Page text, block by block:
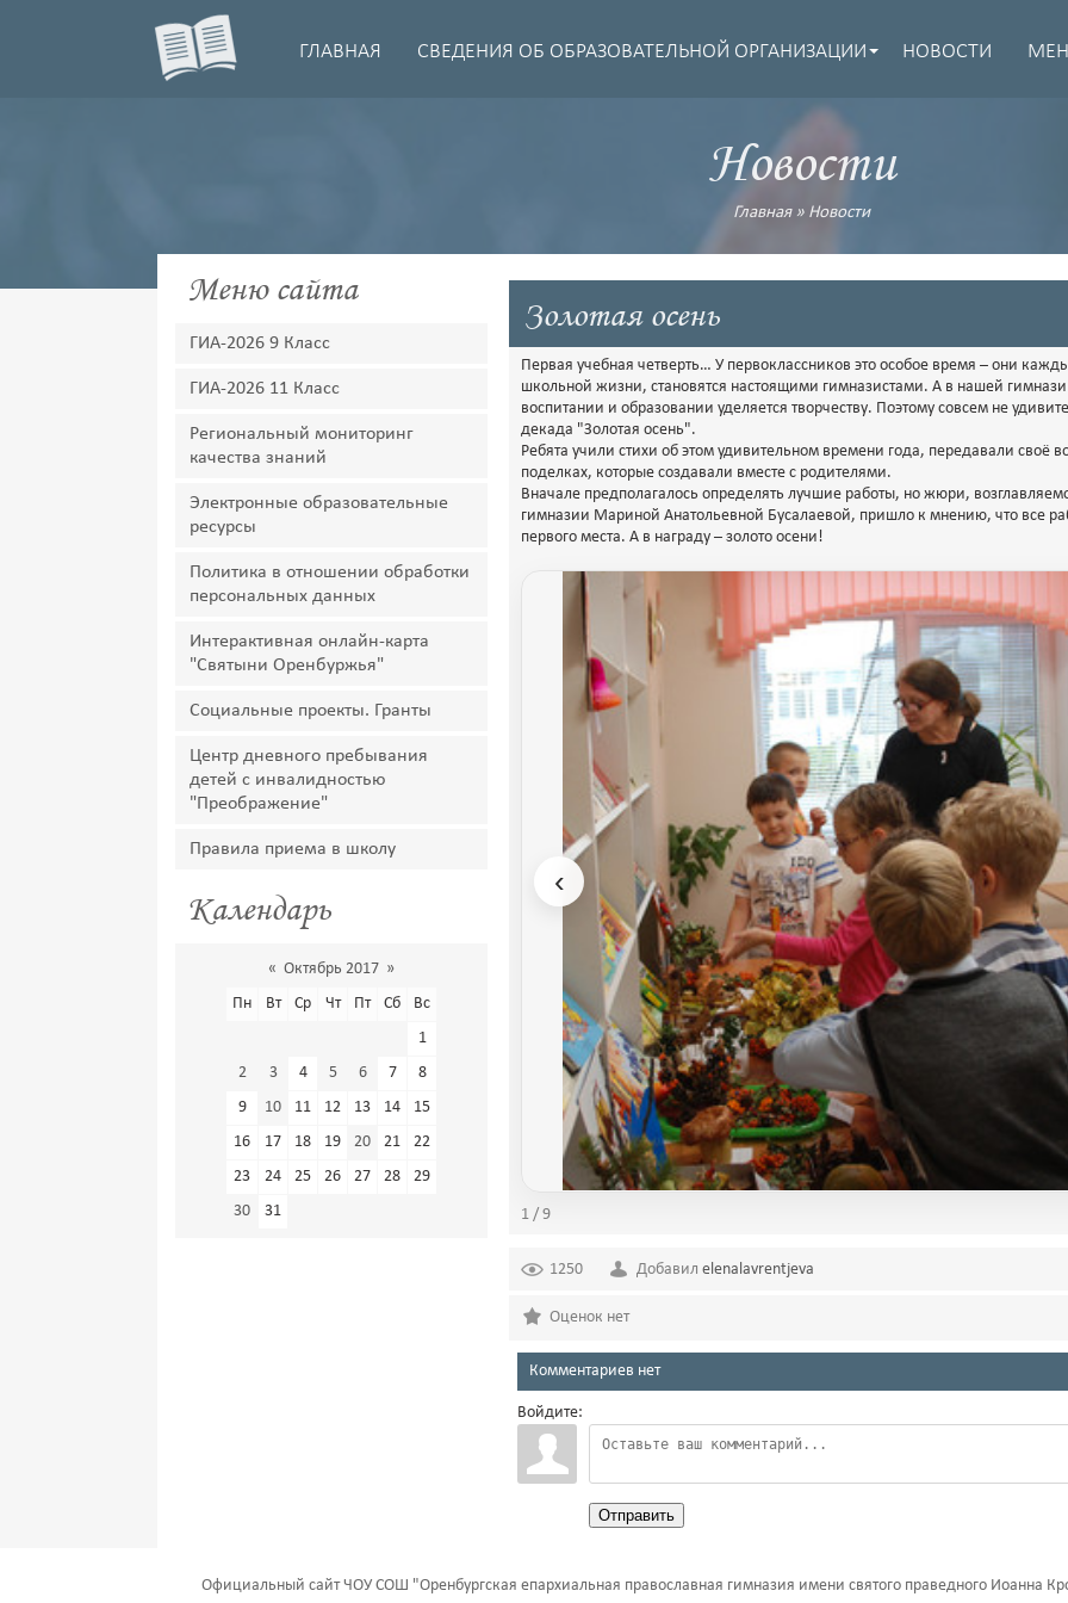
ГЛАВНАЯ СВЕДЕНИЯ ОБ ОБРАЗОВАТЕЛЬНОЙ ОРГАНИЗАЦИИ НОВОСТИ
Новости
Главная» Новости
Меню сайта
ГИА-2026 9 Класс
ГИА-2026 11 Класс
Региональный мониторинг
качества знаний
Электронные образовательные
ресурсы
Политика в отношении обработки
персональных данных
Интерактивная онлайн-карта
"Святыни Оренбуржья"
Социальные проекты. Гранты
Центр дневного пребывания
детей с инвалидностью
"Преображение"
Правила приема в школу
Календарь
« Октябрь 2017 »
Пн
Вт Ср Чт Пт Сб
Вс
1
2
3 4 5 6 7
8
9
10 11 12 13 14
15
16
17 18 19 20 21
22
23
24 25 26 27 28
29
30
31
Золотая осень
Первая учебная четверть… У первоклассников это особое время – они
школьной жизни, становятся настоящими гимназистами. А в нашей
воспитании и образовании уделяется творчеству. Поэтому совсем не
декада "Золотая осень".
Ребята учили стихи об этом удивительном времени года, передавали своё
поделках, которые создавали вместе с родителями.
Вначале предполагалось определять лучшие работы, но жюри,
гимназии Мариной Анатольевной Бусалаевой, пришло к мнению, что все
первого места. А в награду – золото осени!
‹
1 / 9
1250 Добавил elenalavrentjeva
Оценок нет
Комментариев нет
Войдите:
Отправить
Официальный сайт ЧОУ СОШ "Оренбургская епархиальная православная гимназия имени святого праведного Иоанна